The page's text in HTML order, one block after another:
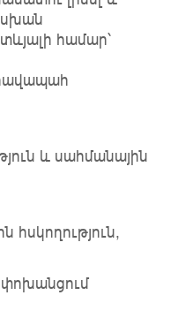
համար՝
և սահմանային